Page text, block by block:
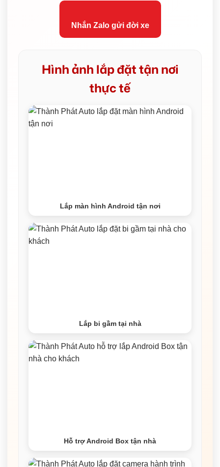
Nhắn Zalo gửi đời xe
Hình ảnh lắp đặt tận nơi
thực tế
Lắp màn hình Android tận nơi
Lắp bi gầm tại nhà
Hỗ trợ Android Box tận nhà